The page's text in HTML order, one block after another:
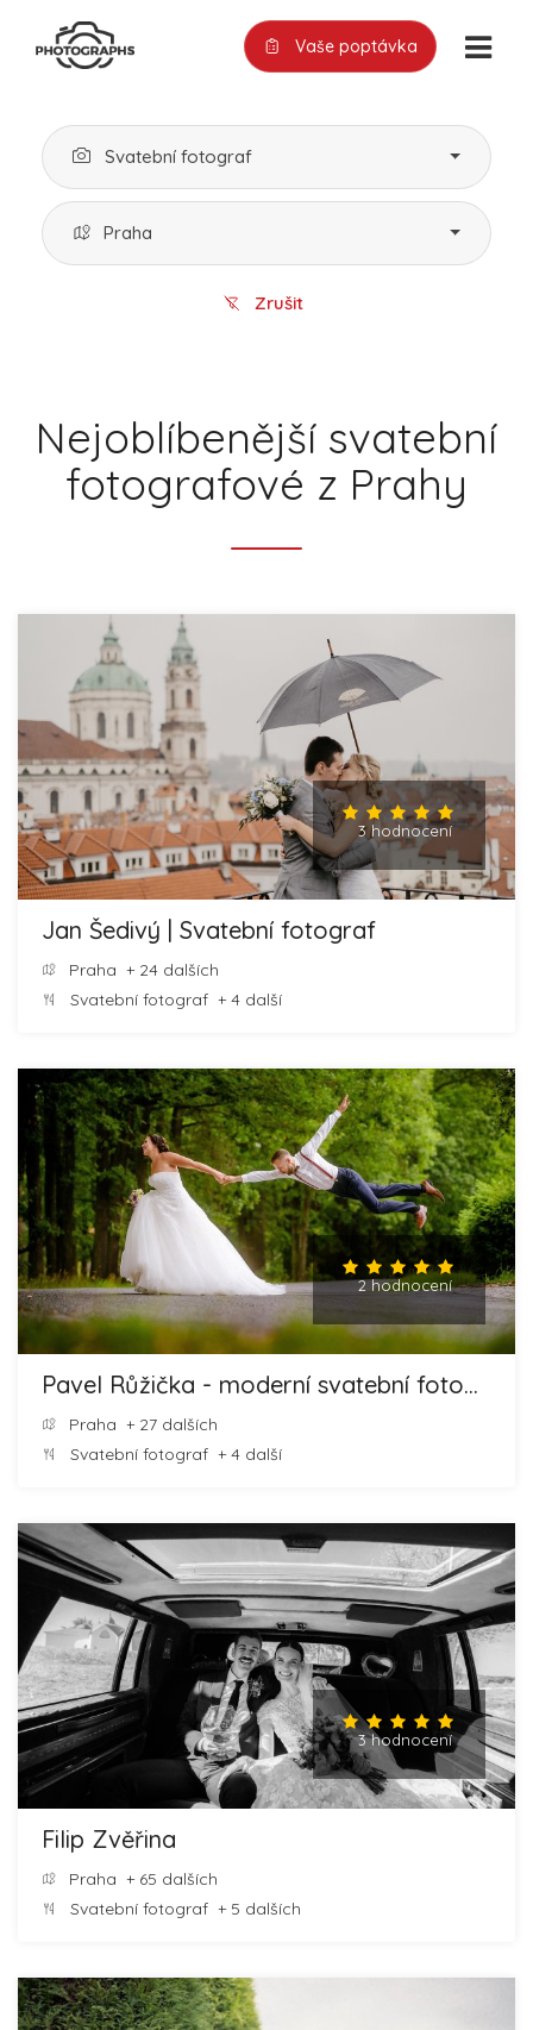
Vaše poptávka
Svatební fotograf
Praha
Zrušit
Nejoblíbenější svatební
fotografové z Prahy
3 hodnocení
Jan Šedivý | Svatební fotograf
Praha + 24 dalších
Svatební fotograf + 4 další
2 hodnocení
Pavel Růžička - moderní svatební fotografie
Praha + 27 dalších
Svatební fotograf + 4 další
3 hodnocení
Filip Zvěřina
Praha + 65 dalších
Svatební fotograf + 5 dalších